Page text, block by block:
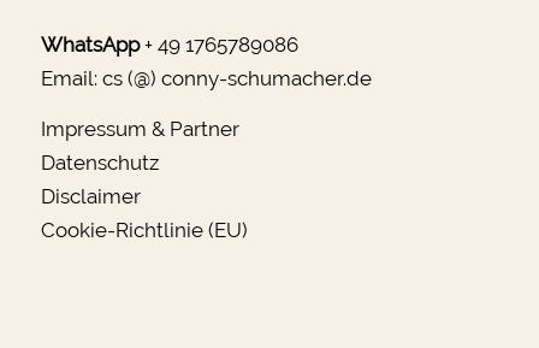
WhatsApp+ 49 1765789086
Email: cs (@) conny-schumacher.de
Impressum & Partner
Datenschutz
Disclaimer
Cookie-Richtlinie (EU)